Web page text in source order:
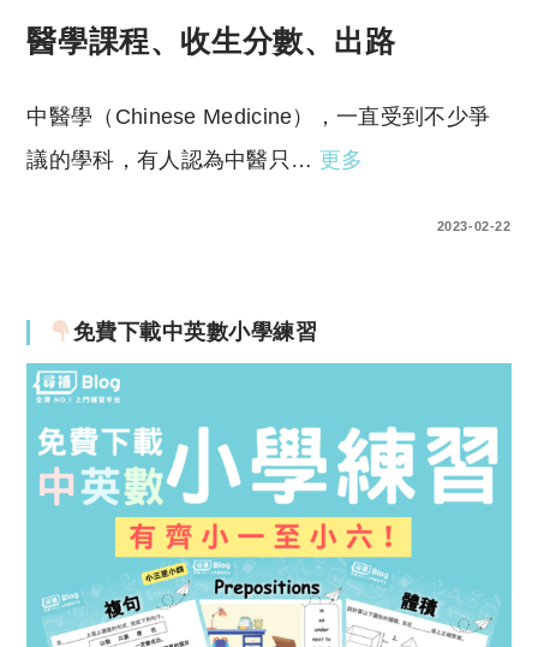
醫學課程、收生分數、出路
中醫學（Chinese Medicine），一直受到不少爭
議的學科，有人認為中醫只… 更多
2023-02-22
免費下載中英數小學練習